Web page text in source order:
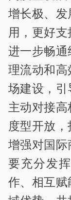
增长极、发
用，更好
进一步畅通
理流动和高
场建设，引
主动对接高
度型开放，
增强对国际
要充分发
作、相互赋